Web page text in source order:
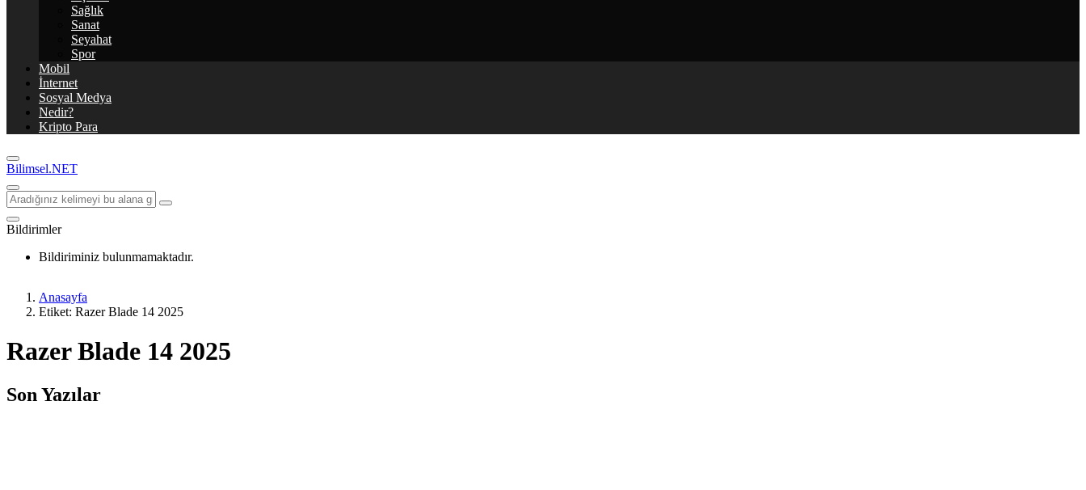
Sağlık
Sanat
Seyahat
Spor
Mobil
İnternet
Sosyal Medya
Nedir?
Kripto Para
Bilimsel.NET
Bildirimler
Bildiriminiz bulunmamaktadır.
Anasayfa
Etiket: Razer Blade 14 2025
Razer Blade 14 2025
Son Yazılar